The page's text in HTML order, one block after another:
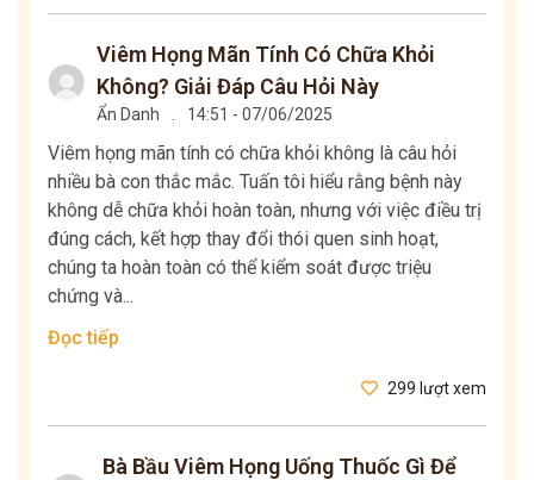
Viêm Họng Mãn Tính Có Chữa Khỏi
Không? Giải Đáp Câu Hỏi Này
Ẩn Danh . 14:51 - 07/06/2025
Viêm họng mãn tính có chữa khỏi không là câu hỏi
nhiều bà con thắc mắc. Tuấn tôi hiểu rằng bệnh này
không dễ chữa khỏi hoàn toàn, nhưng với việc điều trị
đúng cách, kết hợp thay đổi thói quen sinh hoạt,
chúng ta hoàn toàn có thể kiểm soát được triệu
chứng và...
Đọc tiếp
299 lượt xem
Bà Bầu Viêm Họng Uống Thuốc Gì Để